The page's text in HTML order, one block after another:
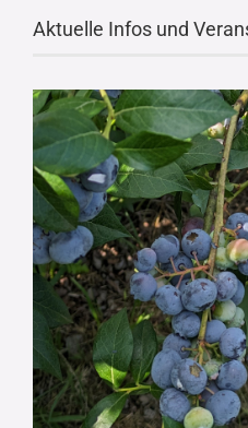
Aktuelle Infos und